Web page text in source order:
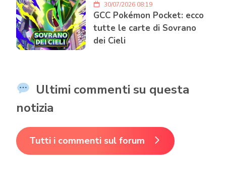
30/07/2026 08:19
GCC Pokémon Pocket: ecco
tutte le carte di Sovrano
dei Cieli
Ultimi commenti su questa
notizia
Tutti i commenti sul forum